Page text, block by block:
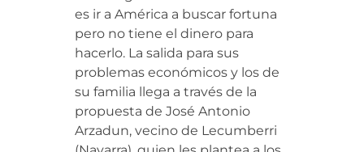
es ir a América a buscar fortuna
pero no tiene el dinero para
hacerlo. La salida para sus
problemas económicos y los de
su familia llega a través de la
propuesta de José Antonio
Arzadun, vecino de Lecumberri